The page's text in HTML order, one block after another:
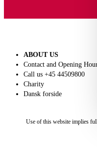
ABOUT US
Contact and Opening
Call us +45 44509800
Charity
Dansk forside
Use of this website implies